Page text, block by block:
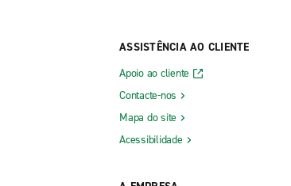
ASSISTÊNCIA AO CLIENTE
Apoio ao cliente
Contacte-nos
Mapa do site
Acessibilidade